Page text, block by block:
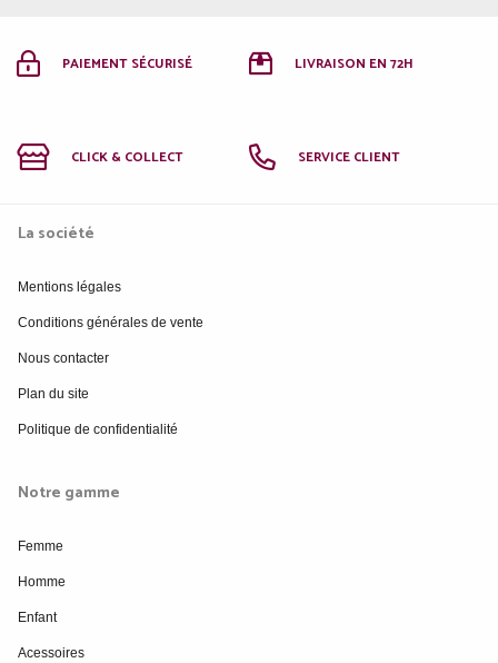
PAIEMENT SÉCURISÉ LIVRAISON EN 72H
CLICK & COLLECT SERVICE CLIENT
La société
Mentions légales
Conditions générales de vente
Nous contacter
Plan du site
Politique de confidentialité
Notre gamme
Femme
Homme
Enfant
Acessoires